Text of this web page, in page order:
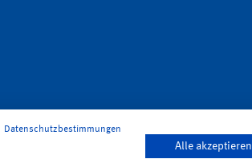
Datenschutzbestimmungen
Alle akzeptieren